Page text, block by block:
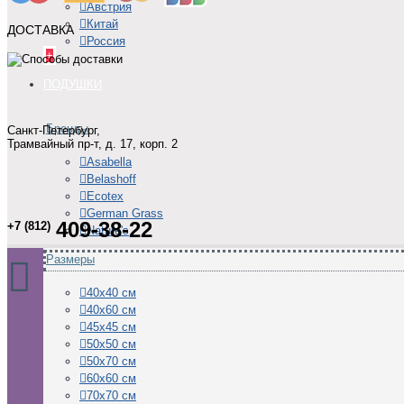
Австрия
Китай
Россия
+
Бренды
Asabella
Belashoff
Ecotex
German Grass
Nature's
Размеры
40х40 см
40х60 см
45х45 см
50х50 см
50х70 см
60х60 см
70х70 см
ДОСТАВКА
Санкт-Петербург,
Трамвайный пр-т, д. 17, корп. 2
+7 (812) 409-38-22